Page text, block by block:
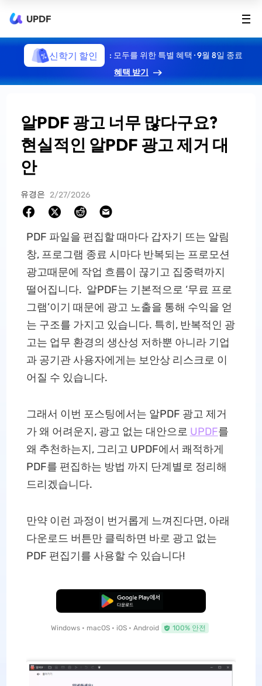
UPDF
신학기 할인
: 모두를 위한 특별 혜택 · 9월 8일 종료
혜택 받기
알PDF 광고 너무 많다구요?
현실적인 알PDF 광고 제거 대
안
유경은 2/27/2026
PDF 파일을 편집할 때마다 갑자기 뜨는 알림
창, 프로그램 종료 시마다 반복되는 프로모션
광고때문에 작업 흐름이 끊기고 집중력까지
떨어집니다. 알PDF는 기본적으로 ‘무료 프로
그램’이기 때문에 광고 노출을 통해 수익을 얻
는 구조를 가지고 있습니다. 특히, 반복적인 광
고는 업무 환경의 생산성 저하뿐 아니라 기업
과 공기관 사용자에게는 보안상 리스크로 이
어질 수 있습니다.
그래서 이번 포스팅에서는 알PDF 광고 제거
가 왜 어려운지, 광고 없는 대안으로 UPDF를
왜 추천하는지, 그리고 UPDF에서 쾌적하게
PDF를 편집하는 방법 까지 단계별로 정리해
드리겠습니다.
만약 이런 과정이 번거롭게 느껴진다면, 아래
다운로드 버튼만 클릭하면 바로 광고 없는
PDF 편집기를 사용할 수 있습니다!
무료로 다운로드
Windows • macOS • iOS • Android 100% 안전